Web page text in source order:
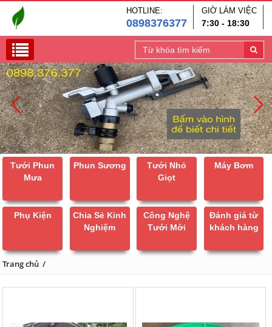
HOTLINE:
0898376377
GIỜ LÀM VIỆC
7:30 - 18:30
Tưới Phun
Mưa
Phun Sương
Tưới Nhỏ
Giọt
Máy Bơm
Phụ Kiện
Chia Sẻ Kinh
Nghiệm
Công Nghệ
Tưới Mới
Đánh giá từ
khách hàng
Trang chủ /